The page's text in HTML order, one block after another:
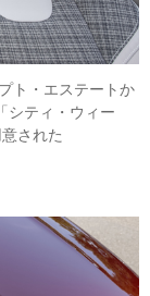
ト・エステートか
シティ・ウィー
された